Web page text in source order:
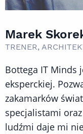
Marek
TRENER,
Bottega IT Minds
eksperckiej.
zakamarków
specjalistami
ludźmi daje mi